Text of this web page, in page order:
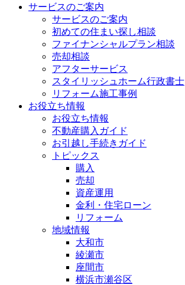
サービスのご案内
サービスのご案内
初めての住まい探し相談
ファイナンシャルプラン相談
売却相談
アフターサービス
スタイリッシュホーム行政書士
リフォーム施工事例
お役立ち情報
お役立ち情報
不動産購入ガイド
お引越し手続きガイド
トピックス
購入
売却
資産運用
金利・住宅ローン
リフォーム
地域情報
大和市
綾瀬市
座間市
横浜市瀬谷区